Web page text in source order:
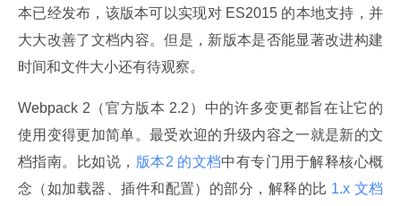
本已经发布，该版本可以实现对 ES2015 的本地支持，并
大大改善了文档内容。但是，新版本是否能显著改进构建
时间和文件大小还有待观察。
Webpack 2（官方版本 2.2）中的许多变更都旨在让它的
使用变得更加简单。最受欢迎的升级内容之一就是新的文
档指南。比如说， 版本2 的文档中有专门用于解释核心概
念（如加载器、插件和配置）的部分，解释的比 1.x 文档